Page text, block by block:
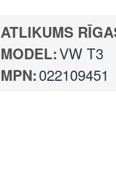
ATLIKUMS
MODEL:VW T3
MPN:022109451